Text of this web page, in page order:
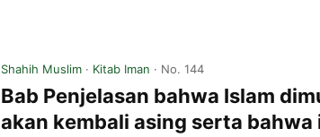
Shahih Muslim · Kitab Iman · No. 144
Bab Penjelasan bahwa Islam
akan kembali asing serta